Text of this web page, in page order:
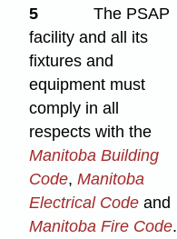
5
The PSAP
facility and all its
fixtures and
equipment must
comply in all
respects with the
Manitoba Building
Code,Manitoba
Electrical Code and
Manitoba Fire Code.